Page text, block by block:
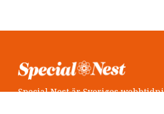
Special Nest är Sveriges